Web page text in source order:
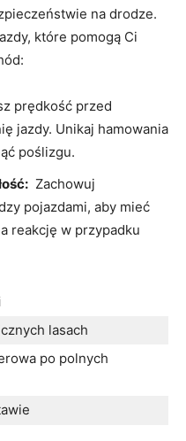
na drodze.
które pomogą Ci
prędkość‌ przed
jazdy. Unikaj hamowania
poślizgu.
‌ Zachowuj
pojazdami, aby mieć
reakcję w‌ przypadku
lasach
⁤po polnych